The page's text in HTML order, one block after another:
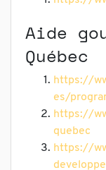
Aide
Québec
https://
es/
https://
quebec
https://